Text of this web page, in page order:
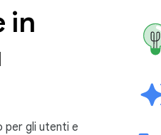
in
per gli utenti e